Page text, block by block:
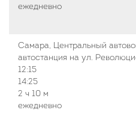
ежедневно
Самара, Центральный
автостанция на ул.
12:15
14:25
2 ч 10 м
ежедневно